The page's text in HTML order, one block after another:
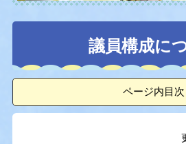
本
議員構成に
ページ内目次